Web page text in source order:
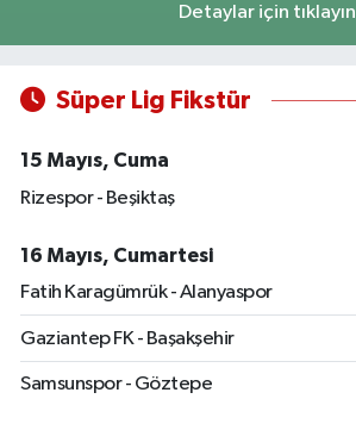
Detaylar için tıklayın
Süper Lig Fikstür
15 Mayıs, Cuma
Rizespor - Beşiktaş
16 Mayıs, Cumartesi
Fatih Karagümrük - Alanyaspor
Gaziantep FK - Başakşehir
Samsunspor - Göztepe